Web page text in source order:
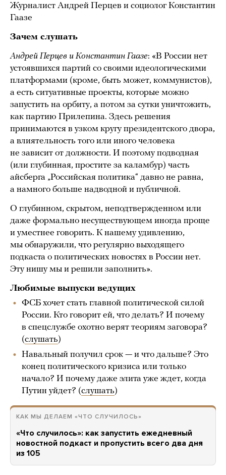
Журналист Андрей Перцев и социолог Константин
Гаазе
Зачем слушать
Андрей Перцев и Константин Гаазе: «В России нет
устоявшихся партий со своими идеологическими
платформами (кроме, быть может, коммунистов),
а есть ситуативные проекты, которые можно
запустить на орбиту, а потом за сутки уничтожить,
как партию Прилепина. Здесь решения
принимаются в узком кругу президентского двора,
а влиятельность того или иного человека
не зависит от должности. И поэтому подводная
(или глубинная, простите за каламбур) часть
айсберга „Российская политика“ давно не равна,
а намного больше надводной и публичной.
О глубинном, скрытом, неподтвержденном или
даже формально несуществующем иногда проще
и уместнее говорить. К нашему удивлению,
мы обнаружили, что регулярно выходящего
подкаста о политических новостях в России нет.
Эту нишу мы и решили заполнить».
Любимые выпуски ведущих
ФСБ хочет стать главной политической силой
России. Кто говорит ей, что делать? И почему
в спецслужбе охотно верят теориям заговора?
(слушать)
Навальный получил срок — и что дальше? Это
конец политического кризиса или только
начало? И почему даже элита уже ждет, когда
Путин уйдет? (слушать)
КАК МЫ ДЕЛАЕМ «ЧТО СЛУЧИЛОСЬ»
«Что случилось»: как запустить ежедневный
новостной подкаст и пропустить всего два дня
из 105